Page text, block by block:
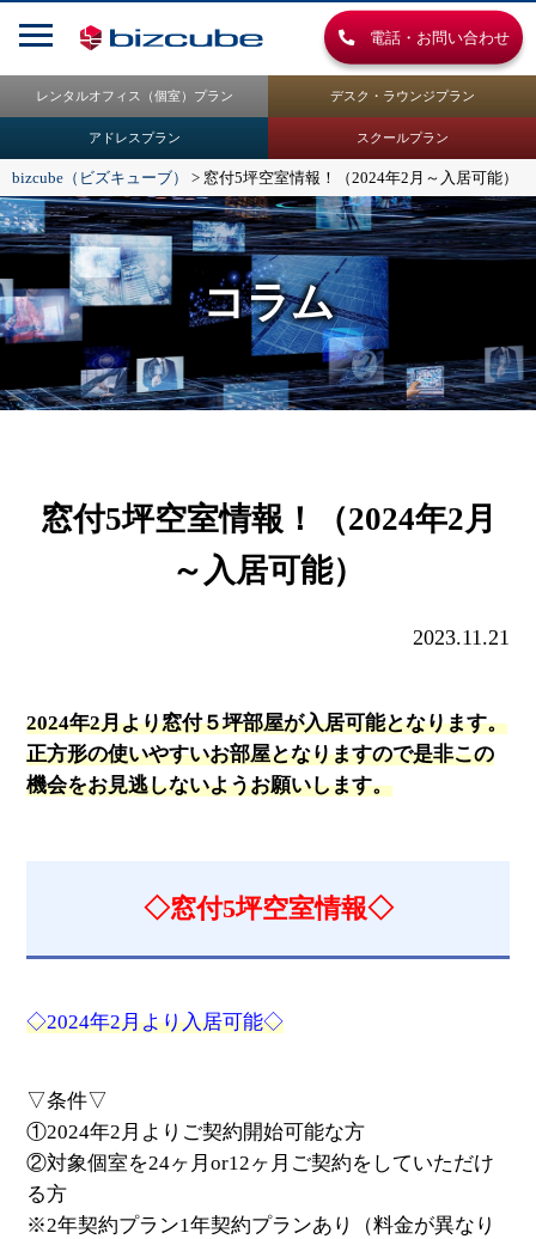
電話・お問い合わせ
レンタルオフィス（個室）プラン デスク・ラウンジプラン
アドレスプラン スクールプラン
bizcube（ビズキューブ） > 窓付5坪空室情報！（2024年2月～入居可能）
コラム
窓付5坪空室情報！（2024年2月
～入居可能）
2023.11.21
2024年2月より窓付５坪部屋が入居可能となります。
正方形の使いやすいお部屋となりますので是非この
機会をお見逃しないようお願いします。
◇窓付5坪空室情報◇
◇2024年2月より入居可能◇
▽条件▽
①2024年2月よりご契約開始可能な方
②対象個室を24ヶ月or12ヶ月ご契約をしていただけ
る方
※2年契約プラン1年契約プランあり（料金が異なり